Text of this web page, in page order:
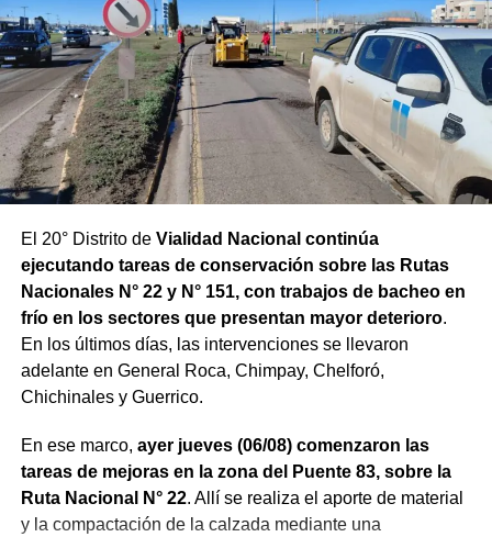
El 20° Distrito de Vialidad Nacional continúa
ejecutando tareas de conservación sobre las Rutas
Nacionales N° 22 y N° 151, con trabajos de bacheo en
frío en los sectores que presentan mayor deterioro.
En los últimos días, las intervenciones se llevaron
adelante en General Roca, Chimpay, Chelforó,
Chichinales y Guerrico.
En ese marco, ayer jueves (06/08) comenzaron las
tareas de mejoras en la zona del Puente 83, sobre la
Ruta Nacional N° 22. Allí se realiza el aporte de material
y la compactación de la calzada mediante una